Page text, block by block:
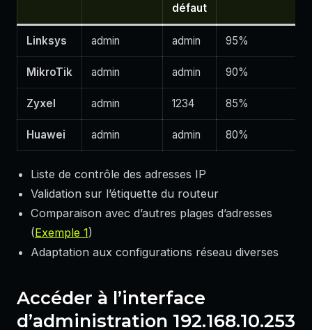
défaut
Linksys admin admin 95%
MikroTik admin admin 90%
Zyxel admin 1234 85%
Huawei admin admin 80%
Liste de contrôle des adresses IP
Validation sur l’étiquette du routeur
Comparaison avec d’autres plages d’adresses
(Exemple 1)
Adaptation aux configurations réseau diverses
Accéder à l’interface
d’administration 192.168.10.253